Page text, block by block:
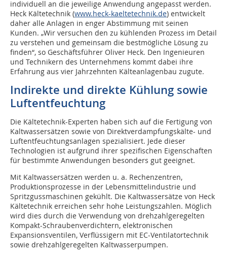
individuell an die jeweilige Anwendung angepasst werden.
Heck Kältetechnik (www.heck-kaeltetechnik.de) entwickelt
daher alle Anlagen in enger Abstimmung mit seinen
Kunden. „Wir versuchen den zu kühlenden Prozess im Detail
zu verstehen und gemeinsam die bestmögliche Lösung zu
finden“, so Geschäftsführer Oliver Heck. Den Ingenieuren
und Technikern des Unternehmens kommt dabei ihre
Erfahrung aus vier Jahrzehnten Kälteanlagenbau zugute.
Indirekte und direkte Kühlung sowie
Luftentfeuchtung
Die Kältetechnik-Experten haben sich auf die Fertigung von
Kaltwassersätzen sowie von Direktverdampfungskälte- und
Luftentfeuchtungsanlagen spezialisiert. Jede dieser
Technologien ist aufgrund ihrer spezifischen Eigenschaften
für bestimmte Anwendungen besonders gut geeignet.
Mit Kaltwassersätzen werden u. a. Rechenzentren,
Produktionsprozesse in der Lebensmittelindustrie und
Spritzgussmaschinen gekühlt. Die Kaltwassersätze von Heck
Kältetechnik erreichen sehr hohe Leistungszahlen. Möglich
wird dies durch die Verwendung von drehzahlgeregelten
Kompakt-Schraubenverdichtern, elektronischen
Expansionsventilen, Verflüssigern mit EC-Ventilatortechnik
sowie drehzahlgeregelten Kaltwasserpumpen.